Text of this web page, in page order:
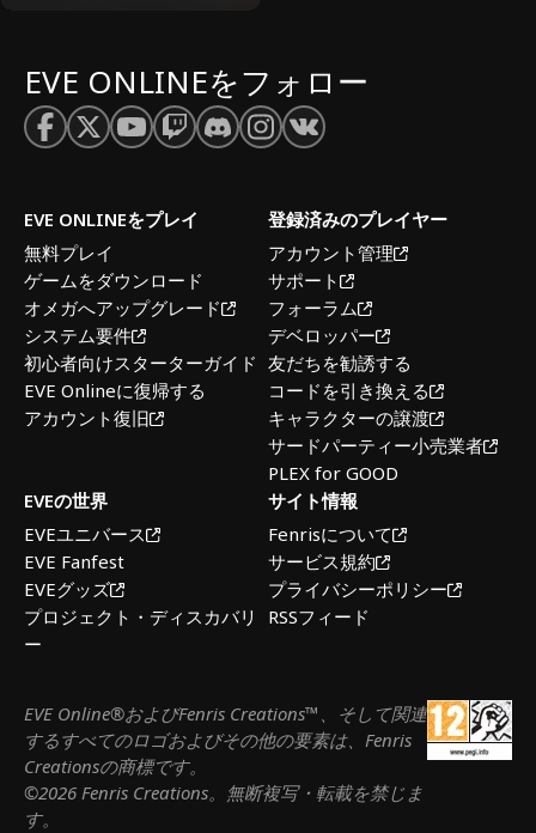
EVE ONLINEをフォロー
EVE ONLINEをプレイ
無料プレイ
ゲームをダウンロード
オメガへアップグレード
システム要件
初心者向けスターターガイド
EVE Onlineに復帰する
アカウント復旧
登録済みのプレイヤー
アカウント管理
サポート
フォーラム
デベロッパー
友だちを勧誘する
コードを引き換える
キャラクターの譲渡
サードパーティー小売業者
PLEX for GOOD
EVEの世界
EVEユニバース
EVE Fanfest
EVEグッズ
プロジェクト・ディスカバリ
ー
サイト情報
Fenrisについて
サービス規約
プライバシーポリシー
RSSフィード
EVE Online®およびFenris Creations™、そして関連
するすべてのロゴおよびその他の要素は、Fenris
Creationsの商標です。
©2026 Fenris Creations。無断複写・転載を禁じま
す。